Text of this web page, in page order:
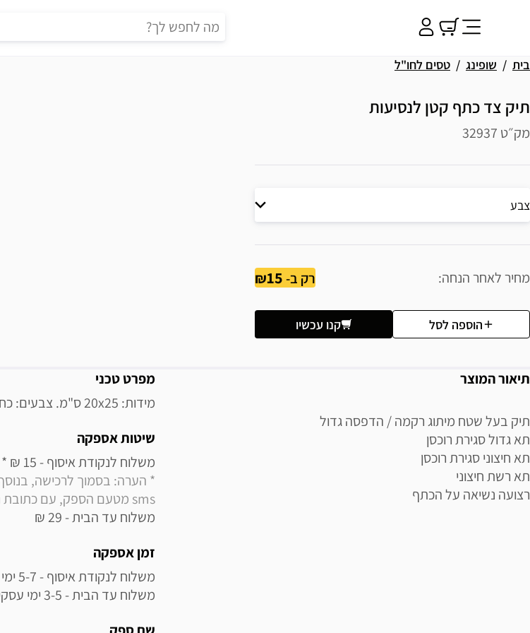
בית שופינג טסים לחו"ל
תיק צד כתף קטן לנסיעות
מק״ט 32937
צבע
מחיר לאחר הנחה רק ב-15
הוספה לסל קנו עכשיו
תיאור המוצר
תיק בעל שטח מיתוג רקמה / הדפסה גדול
תא גדול סגירת רוכסן
תא חיצוני סגירת רוכסן
תא רשת חיצוני
רצועה נשיאה על הכתף
מידע נוסף
מפרט טכני
מידות: 20x25 ס"מ. צבעים: כחול / שחור.
שיטות אספקה
משלוח לנקודת איסוף - 15 ₪ *
sms מטעם הספק, עם כתובת נקודת האיסוף הקרובה למקום מגוריך
משלוח עד הבית - 29 ₪
זמן אספקה
משלוח עד הבית - 3-5 ימי עסקים